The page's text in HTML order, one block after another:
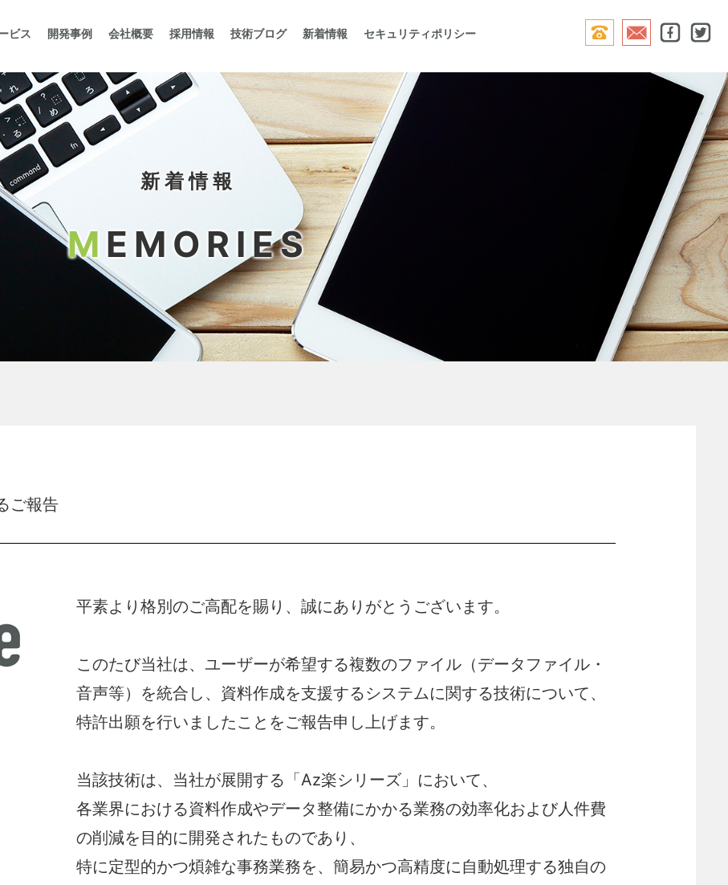
ビス 開発事例 会社概要 採用情報 技術ブログ 新着情報 セキュリティポリシー    
新着情報
M EMORIES
ご報告
平素より格別のご高配を賜り、誠にありがとうございます。
このたび当社は、ユーザーが希望する複数のファイル（データファイル・
音声等）を統合し、資料作成を支援するシステムに関する技術について、
特許出願を行いましたことをご報告申し上げます。
当該技術は、当社が展開する「Az楽シリーズ」において、
各業界における資料作成やデータ整備にかかる業務の効率化および人件費
の削減を目的に開発されたものであり、
特に定型的かつ煩雑な事務業務を、簡易かつ高精度に自動処理する独自の